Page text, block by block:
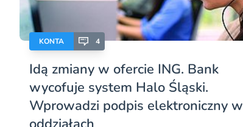
KONTA 4
Idą zmiany w ofercie ING. Bank
wycofuje system Halo Śląski.
Wprowadzi podpis elektroniczny w